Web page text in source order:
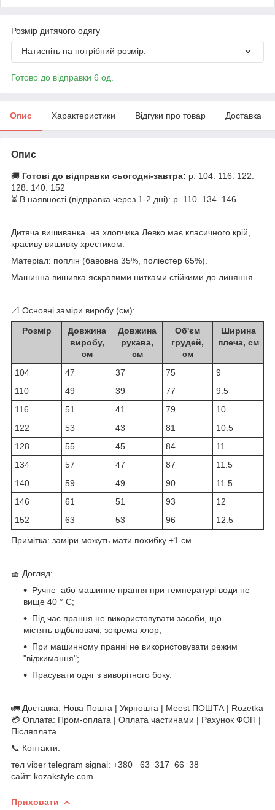
Розмір дитячого одягу
Натисніть на потрібний розмір:
Готово до відправки 6 од.
Опис Характеристики Відгуки про товар Доставка
Опис
🚚 Готові до відправки сьогодні-завтра: р. 104. 116. 122.
128. 140. 152
⏳ В наявності (відправка через 1-2 дні): р. 110. 134. 146.
Дитяча вишиванка на хлопчика Левко має класичного крій,
красиву вишивку хрестиком.
Матеріал: поплін (бавовна 35%, поліестер 65%).
Машинна вишивка яскравими нитками стійкими до линяння.
📐 Основні заміри виробу (см):
Розмір
Довжина
виробу,
см
Довжина
рукава,
см
Об'єм
грудей,
см
Ширина
плеча, см
104 47 37 75
9
110
49 39 77
9.5
116
51 41 79
10
122
53 43 81
10.5
128
55 45 84
11
134
57 47 87
11.5
140
59 49 90
11.5
146
61 51 93
12
152
63 53 96 12.5
Примітка: заміри можуть мати похибку ±1 см.
🧺 Догляд:
Ручне або машинне прання при температурі води не
вище 40 ° C;
Під час прання не використовувати засоби, що
містять відбілювачі, зокрема хлор;
При машинному пранні не використовувати режим
"віджимання";
Прасувати одяг з виворітного боку.
🚛 Доставка: Нова Пошта | Укрпошта | Meest ПОШТА | Rozetka
💳 Оплата: Пром-оплата | Оплата частинами | Рахунок ФОП |
Післяплата
📞 Контакти:
тел viber telegram signal: +380 63 317 66 38
сайт: kozakstyle com
Приховати